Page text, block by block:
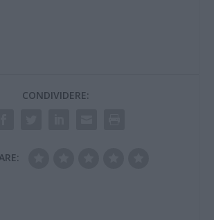
CONDIVIDERE: